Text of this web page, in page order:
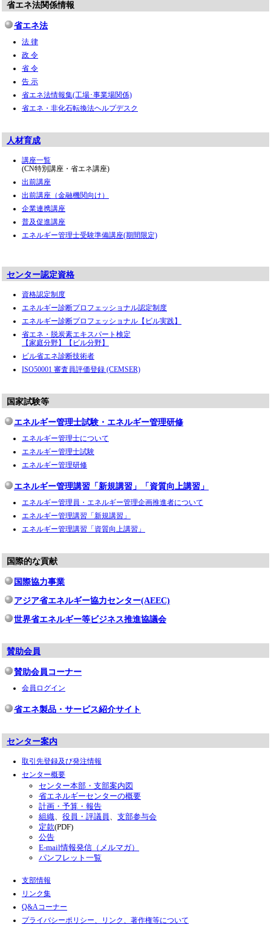
省エネ法関係情報
省エネ法
法 律
政 令
省 令
告 示
省エネ法情報集(工場･事業場関係)
省エネ・非化石転換法ヘルプデスク
人材育成
講座一覧
(CN特別講座・省エネ講座)
出前講座
出前講座（金融機関向け）
企業連携講座
普及促進講座
エネルギー管理士受験準備講座(期間限定)
センター認定資格
資格認定制度
エネルギー診断プロフェッショナル認定制度
エネルギー診断プロフェッショナル【ビル実践】
省エネ・脱炭素エキスパート検定
【家庭分野】【ビル分野】
ビル省エネ診断技術者
ISO50001 審査員評価登録 (CEMSER)
国家試験等
エネルギー管理士試験・エネルギー管理研修
エネルギー管理士について
エネルギー管理士試験
エネルギー管理研修
エネルギー管理講習「新規講習」「資質向上講習」
エネルギー管理員・エネルギー管理企画推進者について
エネルギー管理講習「新規講習」
エネルギー管理講習「資質向上講習」
国際的な貢献
国際協力事業
アジア省エネルギー協力センター(AEEC)
世界省エネルギー等ビジネス推進協議会
賛助会員
賛助会員コーナー
会員ログイン
省エネ製品・サービス紹介サイト
センター案内
取引先登録及び発注情報
センター概要
センター本部・支部案内図
省エネルギーセンターの概要
計画・予算・報告
組織、 役員・評議員 、 支部参与会
定款(PDF)
公告
E-mail情報発信（メルマガ）
パンフレット一覧
支部情報
リンク集
Q&Aコーナー
プライバシーポリシー、リンク、著作権等について